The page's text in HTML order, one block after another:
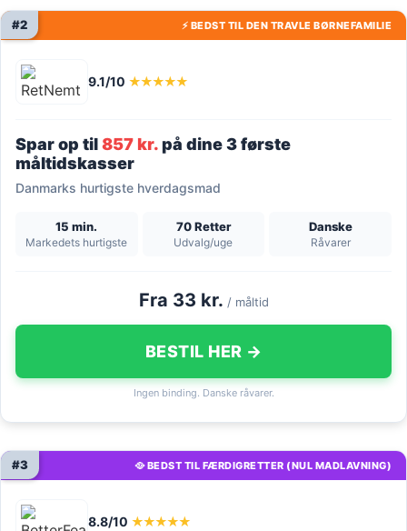
⚡ BEDST TIL DEN TRAVLE BØRNEFAMILIE
#2
9.1/10 ★★★★★
Spar op til857 kr.på dine 3 første
måltidskasser
Danmarks hurtigste hverdagsmad
15 min.
Markedets hurtigste
70 Retter
Udvalg/uge
Danske
Råvarer
Fra 33 kr. / måltid
BESTIL HER →
Ingen binding. Danske råvarer.
🥘 BEDST TIL FÆRDIGRETTER (NUL MADLAVNING)
#3
8.8/10 ★★★★★